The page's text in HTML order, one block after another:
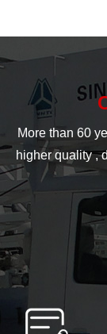
More than 60
higher quality ,